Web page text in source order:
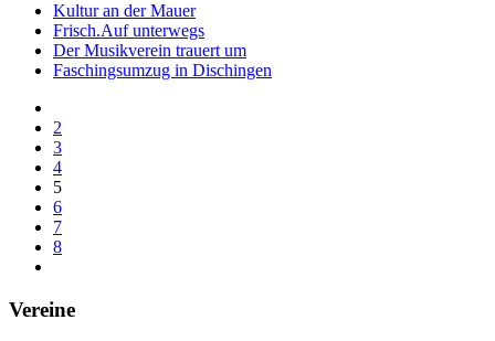
Kultur an der Mauer
Frisch.Auf unterwegs
Der Musikverein trauert um
Faschingsumzug in Dischingen
2
3
4
5
6
7
8
Vereine